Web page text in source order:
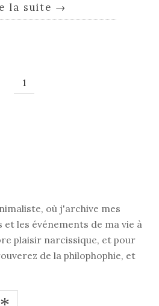
la suite →
1
où j'archive mes
les événements de ma vie à
plaisir narcissique, et pour
de la philophophie, et